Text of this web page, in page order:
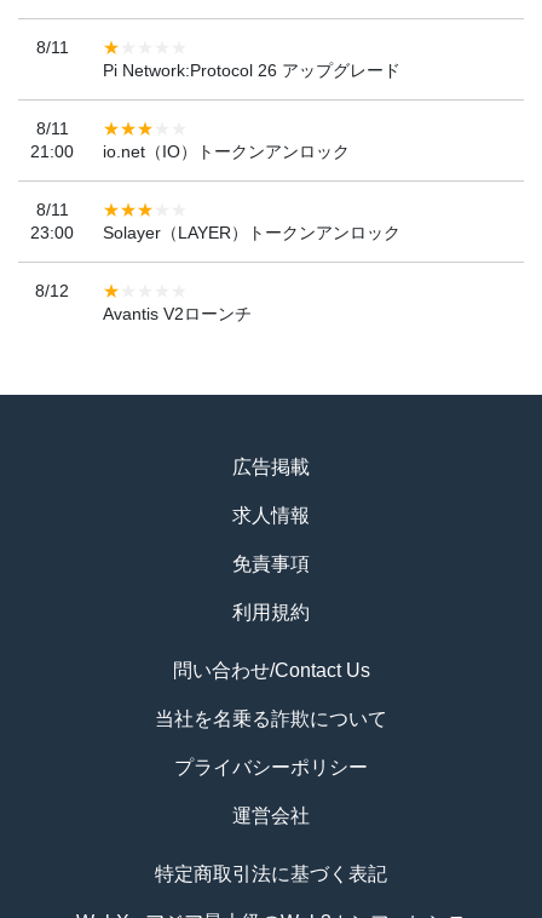
8/11
Pi Network:Protocol 26 アップグレード
8/11
21:00
io.net（IO）トークンアンロック
8/11
23:00
Solayer（LAYER）トークンアンロック
8/12
Avantis V2ローンチ
広告掲載
求人情報
免責事項
利用規約
問い合わせ/Contact Us
当社を名乗る詐欺について
プライバシーポリシー
運営会社
特定商取引法に基づく表記